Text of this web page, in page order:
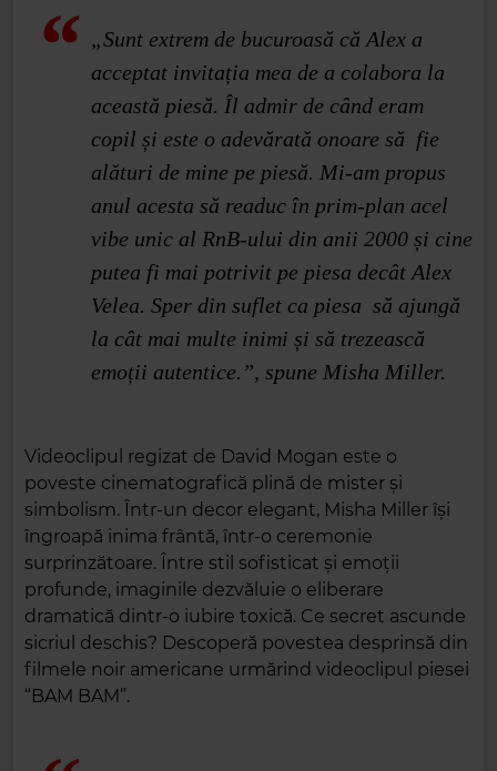
„Sunt extrem de bucuroasă că Alex a
acceptat invitația mea de a colabora la
această piesă. Îl admir de când eram
copil și este o adevărată onoare să fie
alături de mine pe piesă. Mi-am propus
anul acesta să readuc în prim-plan acel
vibe unic al RnB-ului din anii 2000 și cine
putea fi mai potrivit pe piesa decât Alex
Velea. Sper din suflet ca piesa să ajungă
la cât mai multe inimi și să trezească
emoții autentice.”, spune Misha Miller.
Videoclipul regizat de David Mogan este o
poveste cinematografică plină de mister și
simbolism. Într-un decor elegant, Misha Miller își
îngroapă inima frântă, într-o ceremonie
surprinzătoare. Între stil sofisticat și emoții
profunde, imaginile dezvăluie o eliberare
dramatică dintr-o iubire toxică. Ce secret ascunde
sicriul deschis? Descoperă povestea desprinsă din
filmele noir americane urmărind videoclipul piesei
“BAM BAM”.